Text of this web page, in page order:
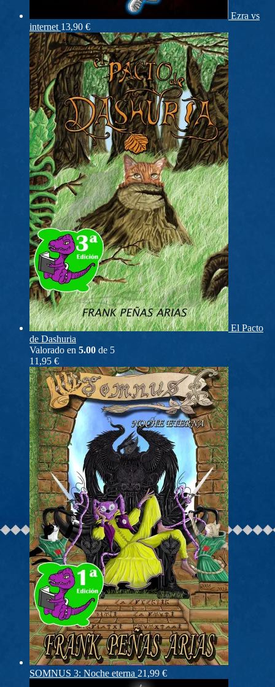
Ezra vs
internet 13,90 €
El Pacto
de Dashuria
Valorado en 5.00 de 5
11,95 €
SOMNUS 3: Noche eterna 21,99 €